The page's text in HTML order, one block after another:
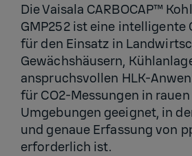
Die Vaisala CARBOCAP™
GMP252 ist eine intelligente
für den Einsatz in
Gewächshäusern,
anspruchsvollen HLK-
für CO2-Messungen in
Umgebungen geeignet, in
und genaue Erfassung von
erforderlich ist.